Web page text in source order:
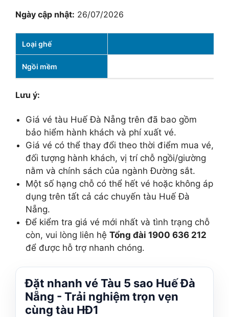
Ngày cập nhật: 26/07/2026
Loại ghế
Ngồi mềm
Lưu ý:
Giá vé tàu Huế Đà Nẵng trên đã bao gồm
bảo hiểm hành khách và phí xuất vé.
Giá vé có thể thay đổi theo thời điểm mua vé,
đối tượng hành khách, vị trí chỗ ngồi/giường
nằm và chính sách của ngành Đường sắt.
Một số hạng chỗ có thể hết vé hoặc không áp
dụng trên tất cả các chuyến tàu Huế Đà
Nẵng.
Để kiểm tra giá vé mới nhất và tình trạng chỗ
còn, vui lòng liên hệ Tổng đài 1900 636 212
để được hỗ trợ nhanh chóng.
Đặt nhanh vé Tàu 5 sao Huế Đà
Nẵng - Trải nghiệm trọn vẹn
cùng tàu HĐ1